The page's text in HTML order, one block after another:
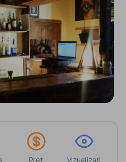
Preț Vizualizari